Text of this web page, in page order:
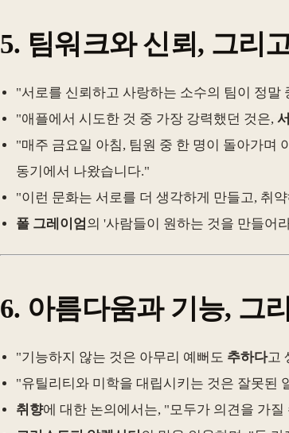
5. 팀워크와 신뢰, 그리
"서로를 신뢰하고 사랑하는 소수의 팀이 정말
"애플에서 시도한 것 중 가장 강력했던 것은,
"매주 금요일 아침, 팀원 중 한 명이 돌아가며
동기에서 나왔습니다."
"이런 문화는 서로를 더 생각하게 만들고, 취
폴 그레이엄 의 '사람들이 원하는 것을 만들어
6. 아름다움과 기능, 그
"기능하지 않는 것은 아무리 예뻐도 추하다고
"유틸리티와 미학을 대립시키는 것은 잘못된
취향에 대한 논의에서는, "모두가 의견을 가